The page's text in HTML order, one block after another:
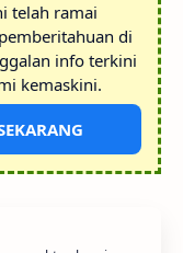
telah ramai
di
info terkini
kemaskini.